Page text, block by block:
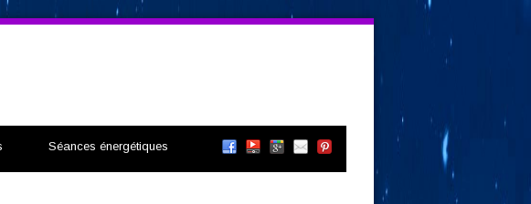
Séances énergétiques